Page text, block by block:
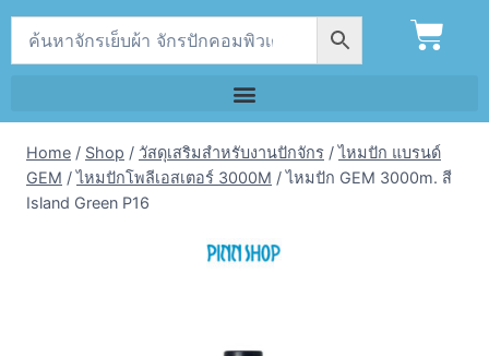
Home / Shop / วัสดุเสริมสำหรับงานปักจักร / ไหมปัก แบรนด์
GEM / ไหมปักโพลีเอสเตอร์ 3000M / ไหมปัก GEM 3000m. สี
Island Green P16